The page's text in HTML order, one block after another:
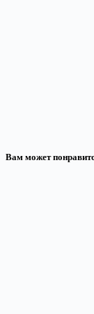
Вам может